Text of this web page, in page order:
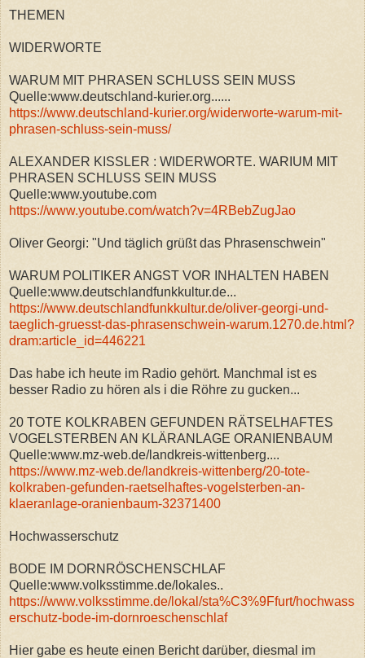
THEMEN
WIDERWORTE
WARUM MIT PHRASEN SCHLUSS SEIN MUSS
Quelle:www.deutschland-kurier.org......
https://www.deutschland-kurier.org/widerworte-warum-mit-
phrasen-schluss-sein-muss/
ALEXANDER KISSLER : WIDERWORTE. WARIUM MIT
PHRASEN SCHLUSS SEIN MUSS
Quelle:www.youtube.com
https://www.youtube.com/watch?v=4RBebZugJao
Oliver Georgi: "Und täglich grüßt das Phrasenschwein"
WARUM POLITIKER ANGST VOR INHALTEN HABEN
Quelle:www.deutschlandfunkkultur.de...
https://www.deutschlandfunkkultur.de/oliver-georgi-und-
taeglich-gruesst-das-phrasenschwein-warum.1270.de.html?
dram:article_id=446221
Das habe ich heute im Radio gehört. Manchmal ist es
besser Radio zu hören als i die Röhre zu gucken...
20 TOTE KOLKRABEN GEFUNDEN RÄTSELHAFTES
VOGELSTERBEN AN KLÄRANLAGE ORANIENBAUM
Quelle:www.mz-web.de/landkreis-wittenberg....
https://www.mz-web.de/landkreis-wittenberg/20-tote-
kolkraben-gefunden-raetselhaftes-vogelsterben-an-
klaeranlage-oranienbaum-32371400
Hochwasserschutz
BODE IM DORNRÖSCHENSCHLAF
Quelle:www.volksstimme.de/lokales..
https://www.volksstimme.de/lokal/sta%C3%9Ffurt/hochwass
erschutz-bode-im-dornroeschenschlaf
Hier gabe es heute einen Bericht darüber, diesmal im